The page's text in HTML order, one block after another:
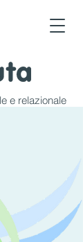
e relazionale